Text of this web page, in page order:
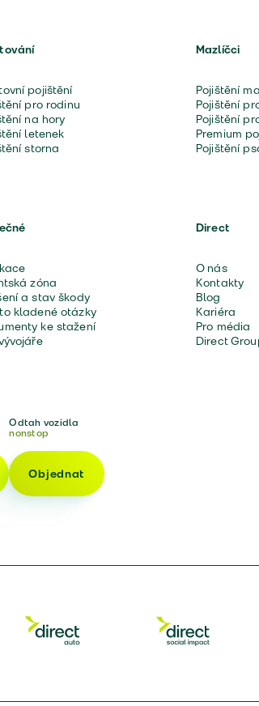
pojištění
pro rodinu
na hory
letenek
storna
Mazlíčci
Pojištění
Pojištění
Pojištění
Premium
Pojištění
zóna
a stav škody
kladené otázky
ke stažení
Direct
O nás
Kontakty
Blog
Kariéra
Pro média
Direct
Odtah vozidla
nonstop
Objednat